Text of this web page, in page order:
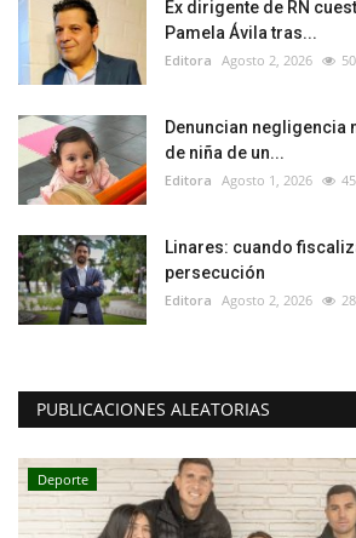
Ex dirigente de RN
Pamela Ávila tras...
Editora Agosto 2, 2026
Denuncian negligencia
de niña de un...
Editora Agosto 1, 2026
Linares: cuando
persecución
Editora Agosto 2, 2026
PUBLICACIONES ALEATORIAS
Deporte